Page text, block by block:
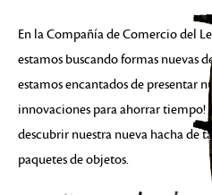
En la Compañía de Comercio del
estamos buscando formas nuevas
estamos encantados de presentar
innovaciones para ahorrar tiempo!
descubrir nuestra nueva hacha de
paquetes de objetos.